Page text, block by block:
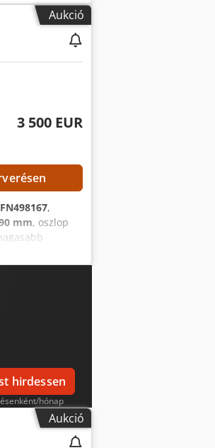
Aukció
3 500 EUR
FN498167,
mm, oszlop
2132
625
óra
Akkutöltő
hirdessen
hónap
Aukció